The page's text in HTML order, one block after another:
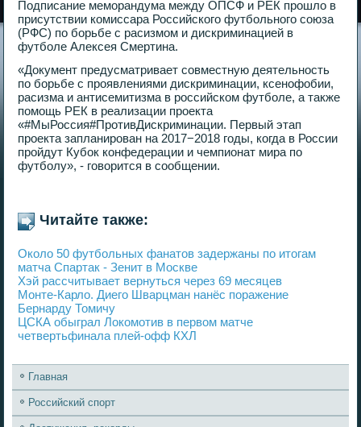
Подписание меморандума между ОПСФ и РЕК прошло в
присутствии комиссара Российского футбольного союза
(РФС) по борьбе с расизмом и дискриминацией в
футболе Алексея Смертина.
«Документ предусматривает совместную деятельность
по борьбе с проявлениями дискриминации, ксенофобии,
расизма и антисемитизма в российском футболе, а также
помощь РЕК в реализации проекта
«#МыРоссия#ПротивДискриминации. Первый этап
проекта запланирован на 2017−2018 годы, когда в России
пройдут Кубок конфедерации и чемпионат мира по
футболу», - говорится в сообщении.
Читайте также:
Около 50 футбольных фанатов задержаны по итогам
матча Спартак - Зенит в Москве
Хэй рассчитывает вернуться через 69 месяцев
Монте-Карло. Диего Шварцман нанёс поражение
Бернарду Томичу
ЦСКА обыграл Локомотив в первом матче
четвертьфинала плей-офф КХЛ
Главная
Российский спорт